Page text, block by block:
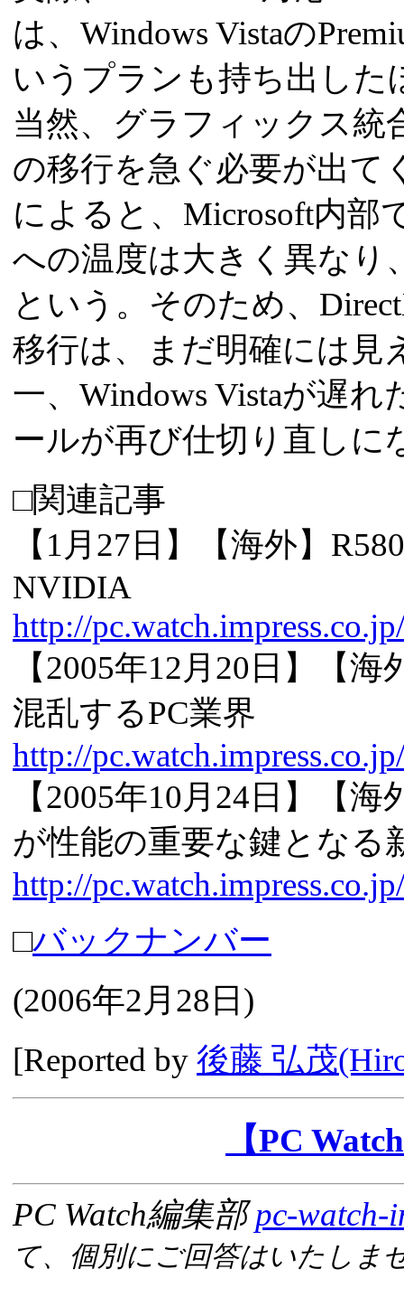
は、Windows Vistaの
いうプランも持ち出し
当然、グラフィックス統
の移行を急ぐ必要が出て
によると、Microsoft内部
への温度は大きく異なり
という。そのため、
移行は、まだ明確には見
一、Windows Vistaが遅
ールが再び仕切り直しに
□関連記事
【1月27日】【海外】
NVIDIA
http://
【2005年12月20日】【
混乱するPC業界
http://
【2005年10月24日】【
が性能の重要な鍵となる
http://
□バックナンバー
(2006年2月28日 )
[Reported by 後藤 弘茂
【PC
PC Watch編集部pc-watch-
て、個別にご回答はいたしま